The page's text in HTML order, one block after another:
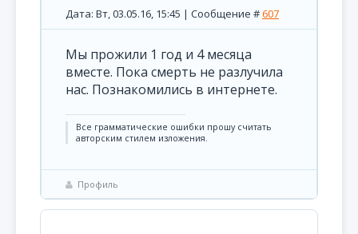
Дата: Вт, 03.05.16, 15:45 | Сообщение #607
Мы прожили 1 год и 4 месяца
вместе. Пока смерть не разлучила
нас. Познакомились в интернете.
Все грамматические ошибки прошу считать
авторским стилем изложения.
Профиль